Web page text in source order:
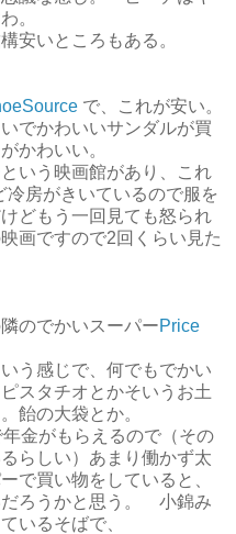
。
安いところもある。
で、これが安い。
でかわいいサンダルが買
かわいい。
という映画館があり、これ
冷房がきいているので服を
どもう一回見ても怒られ
画ですので2回くらい見た
のでかいスーパーPrice
う感じで、何でもでかい
スタチオとかそいうお土
飴の大袋とか。
金がもらえるので（その
らしい）あまり働かず太
で買い物をしていると、
だろうかと思う。 小錦み
いるそばで、